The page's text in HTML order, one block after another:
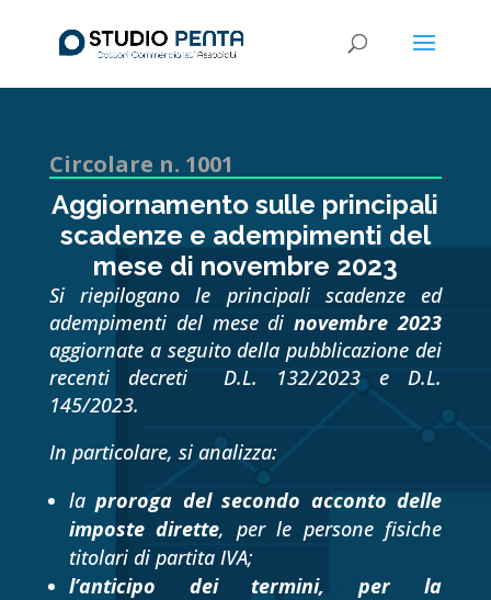
Circolare n. 1001
Aggiornamento sulle principali
scadenze e adempimenti del
mese di novembre 2023
Si riepilogano le principali scadenze ed
adempimenti del mese dinovembre 2023
aggiornate a seguito della pubblicazione dei
recenti decreti D.L. 132/2023 e D.L.
145/2023.
In particolare, si analizza:
laproroga del secondo acconto delle
imposte dirette, per le persone fisiche
titolari di partita IVA;
l’anticipo dei termini, per la